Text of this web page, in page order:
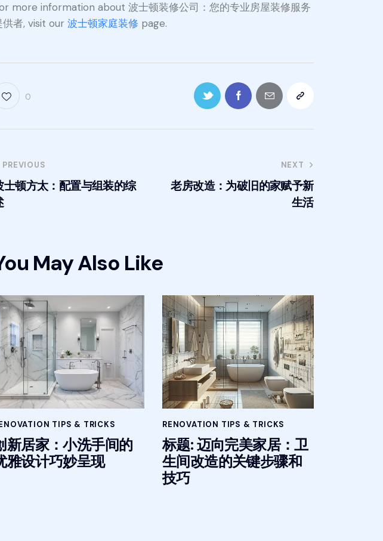
more information about 波士顿装修公司：您的专业房屋装修服务
供者, visit our波士顿家庭装修 page.
0
PREVIOUS
士顿方太：配置与组装的综
NEXT
老房改造：为破旧的家赋予新
生活
May Also Like
TIPS & TRICKS
新居家：小洗手间的
雅设计巧妙呈现
RENOVATION TIPS & TRICKS
标题: 迈向完美家居：卫
生间改造的关键步骤和
技巧